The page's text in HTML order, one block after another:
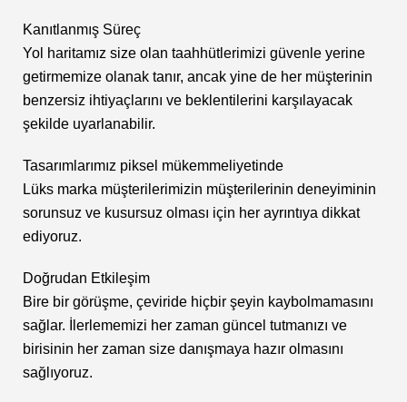
Kanıtlanmış Süreç
Yol haritamız size olan taahhütlerimizi güvenle yerine
getirmemize olanak tanır, ancak yine de her müşterinin
benzersiz ihtiyaçlarını ve beklentilerini karşılayacak
şekilde uyarlanabilir.​
Tasarımlarımız piksel mükemmeliyetinde
Lüks marka müşterilerimizin müşterilerinin deneyiminin
sorunsuz ve kusursuz olması için her ayrıntıya dikkat
ediyoruz.
Doğrudan Etkileşim​
Bire bir görüşme, çeviride hiçbir şeyin kaybolmamasını
sağlar. İlerlememizi her zaman güncel tutmanızı ve
birisinin her zaman size danışmaya hazır olmasını
sağlıyoruz.